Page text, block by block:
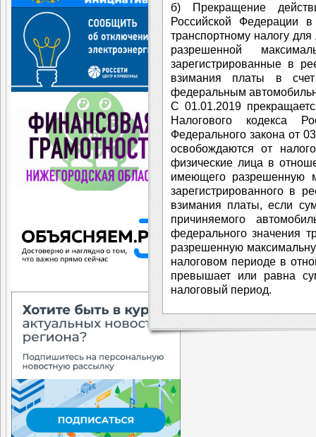
б) Прекращение
Российской Федерации
транспортному налогу
разрешенной
зарегистрированные в
взимания платы в
федеральным
С 01.01.2019
Налогового кодекса
Федерального закона от
освобождаются от
физические лица в
имеющего разрешенную
зарегистрированного в
взимания платы, если
причиняемого
федерального значения
разрешенную
налоговом периоде в
превышает или равна
налоговый период.